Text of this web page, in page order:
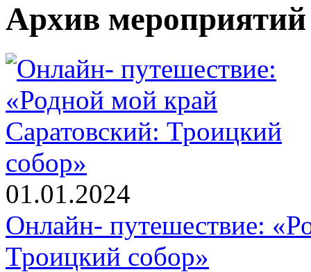
Архив мероприятий
01.01.2024
Онлайн- путешествие:
Троицкий собор»